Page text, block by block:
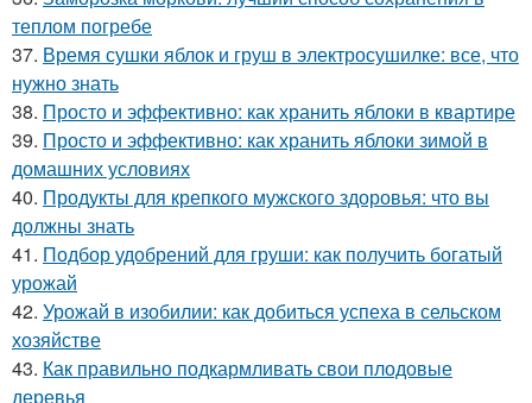
теплом погребе
37. Время сушки яблок и груш в электросушилке: все, что
нужно знать
38. Просто и эффективно: как хранить яблоки в квартире
39. Просто и эффективно: как хранить яблоки зимой в
домашних условиях
40. Продукты для крепкого мужского здоровья: что вы
должны знать
41. Подбор удобрений для груши: как получить богатый
урожай
42. Урожай в изобилии: как добиться успеха в сельском
хозяйстве
43. Как правильно подкармливать свои плодовые
деревья